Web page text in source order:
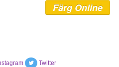
Färg Online
Twitter